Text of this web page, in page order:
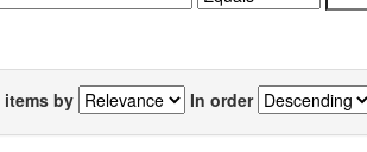
items by In order